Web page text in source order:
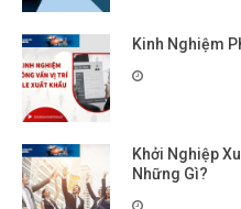
Kinh Nghiệm
Khởi Nghiệp
Những Gì?